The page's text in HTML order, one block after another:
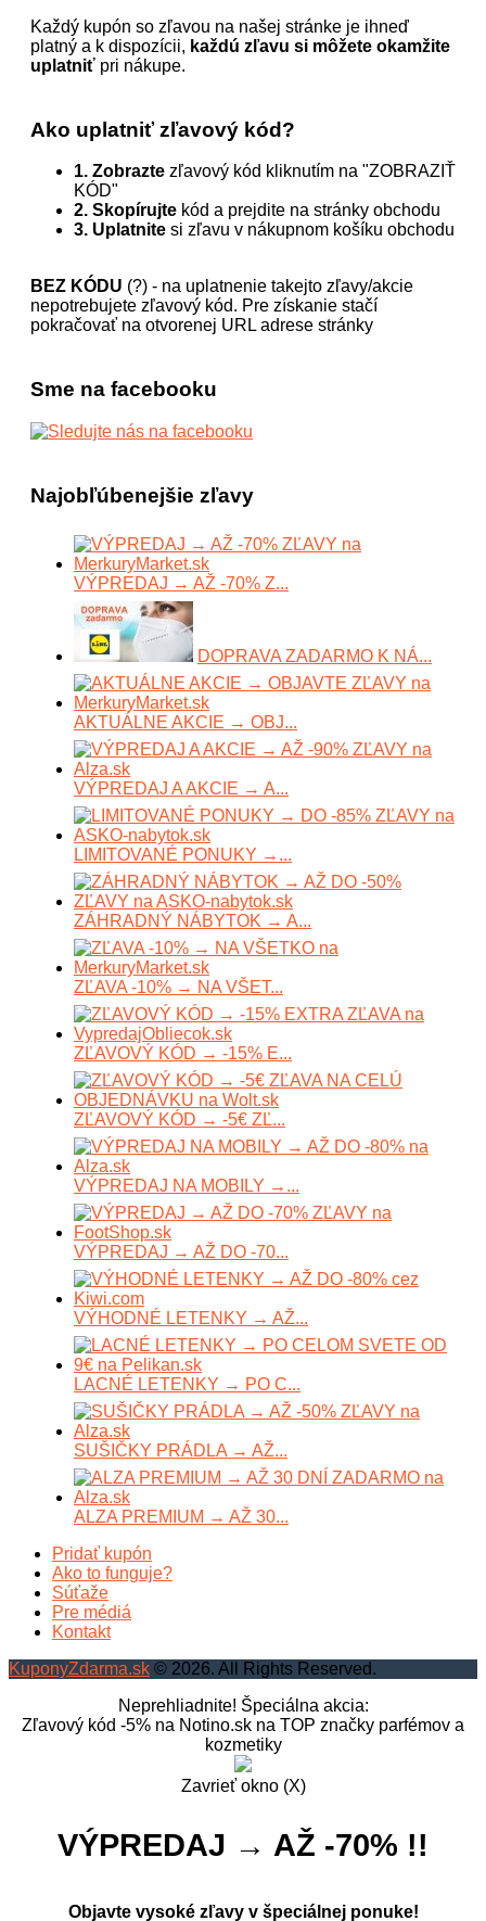
Každý kupón so zľavou na našej stránke je ihneď
platný a k dispozícii, každú zľavu si môžete okamžite
uplatniť pri nákupe.
Ako uplatniť zľavový kód?
1. Zobrazte zľavový kód kliknutím na "ZOBRAZIŤ
KÓD"
2. Skopírujte kód a prejdite na stránky obchodu
3. Uplatnite si zľavu v nákupnom košíku obchodu
BEZ KÓDU (?) - na uplatnenie takejto zľavy/akcie
nepotrebujete zľavový kód. Pre získanie stačí
pokračovať na otvorenej URL adrese stránky
Sme na facebooku
Najobľúbenejšie zľavy
VÝPREDAJ → AŽ -70% Z...
DOPRAVA ZADARMO K NÁ...
AKTUÁLNE AKCIE → OBJ...
VÝPREDAJ A AKCIE → A...
LIMITOVANÉ PONUKY →...
ZÁHRADNÝ NÁBYTOK → A...
ZĽAVA -10% → NA VŠET...
ZĽAVOVÝ KÓD → -15% E...
ZĽAVOVÝ KÓD → -5€ ZĽ...
VÝPREDAJ NA MOBILY →...
VÝPREDAJ → AŽ DO -70...
VÝHODNÉ LETENKY → AŽ...
LACNÉ LETENKY → PO C...
SUŠIČKY PRÁDLA → AŽ...
ALZA PREMIUM → AŽ 30...
Pridať kupón
Ako to funguje?
Súťaže
Pre médiá
Kontakt
KuponyZdarma.sk © 2026. All Rights Reserved.
Neprehliadnite! Špeciálna akcia:
Zľavový kód -5% na Notino.sk na TOP značky parfémov a
kozmetiky
Zavrieť okno (X)
VÝPREDAJ → AŽ -70% !!
Objavte vysoké zľavy v špeciálnej ponuke!